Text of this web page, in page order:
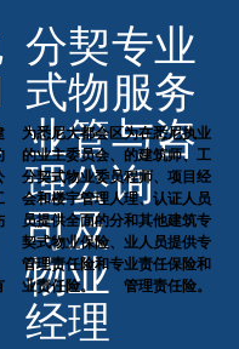
分契
式物
业管
理公
司及
物业
经理
专业
服务
与咨
询
为悉尼大都会区
的业主委员会、
分契式物业委员
会和楼宇管理人
员提供全面的分
契式物业保险、
管理责任险和专
业责任险。
为在悉尼执业
的建筑师、工
程师、项目经
理、认证人员
和其他建筑专
业人员提供专
业责任保险和
管理责任险。